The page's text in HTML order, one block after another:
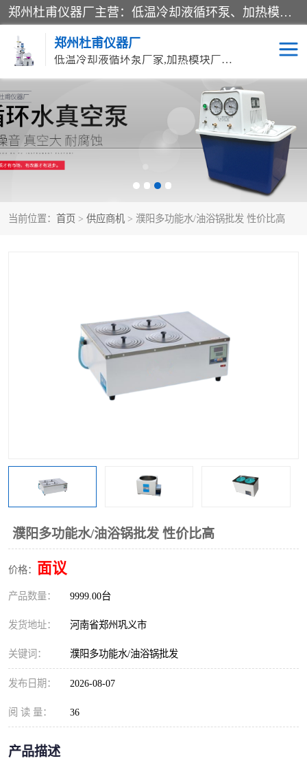
郑州杜甫仪器厂主营：低温冷却液循环泵、加热模块、水热合成反应釜、水油浴锅、旋转蒸发器、循环水真空泵等产品。郑州杜甫仪器厂在众多的教学仪器行业中依靠科技力量扬长避短、迅速发展，成为国家教委*生产教学仪器的厂家，产品具有国内良好水平，主导产品通过ISO9002质量认证。
郑州杜甫仪器厂
低温冷却液循环泵厂家,加热模块厂家,水热合成反应釜厂家,水油浴锅厂家,旋转蒸发器厂家
当前位置： 首页 > 供应商机 > 濮阳多功能水/油浴锅批发 性价比高
濮阳多功能水/油浴锅批发 性价比高
价格： 面议
产品数量： 9999.00台
发货地址： 河南省郑州巩义市
关键词： 濮阳多功能水/油浴锅批发
发布日期： 2026-08-07
阅 读 量： 36
产品描述
循环水真空泵厂家 水热合成反应釜厂家
低温冷却液循环泵厂家 加热模块厂家
气流烘干器
旋转蒸发器厂家 双层玻璃反应釜10L
多功能水浴锅 多功能油浴锅
单层玻璃反应釜 低温恒温反应浴槽
电动搅拌器